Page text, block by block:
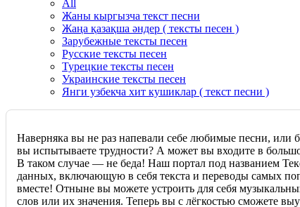
All
Жаны кыргызча текст песни
Жаңа қазақша әндер ( тексты песен )
Зарубежные тексты песен
Русские тексты песен
Турецкие тексты песен
Украинские тексты песен
Янги узбекча хит кушиклар ( текст песни )
Наверняка вы не раз напевали себе любимые песни, или
вы испытываете трудности? А может вы входите в
В таком случае — не беда! Наш портал под названием
данных, включающую в себя текста и переводы самых
вместе! Отныне вы можете устроить для себя
слов или их значения. Теперь вы с лёгкостью сможете